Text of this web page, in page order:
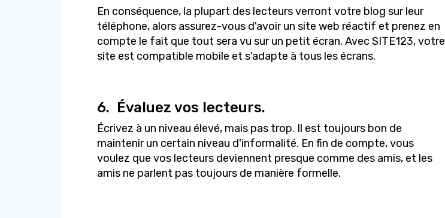
En conséquence, la plupart des lecteurs verront votre blog sur leur
téléphone, alors assurez-vous d'avoir un site web réactif et prenez en
compte le fait que tout sera vu sur un petit écran. Avec SITE123, votre
site est compatible mobile et s'adapte à tous les écrans.
6. Évaluez vos lecteurs.
Écrivez à un niveau élevé, mais pas trop. Il est toujours bon de
maintenir un certain niveau d'informalité. En fin de compte, vous
voulez que vos lecteurs deviennent presque comme des amis, et les
amis ne parlent pas toujours de manière formelle.